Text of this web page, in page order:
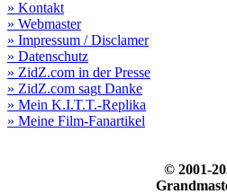
» Kontakt
» Webmaster
» Impressum / Disclamer
» Datenschutz
» ZidZ.com in der Presse
» ZidZ.com sagt Danke
» Mein K.I.T.T.-Replika
» Meine Film-Fanartikel
© 2001-